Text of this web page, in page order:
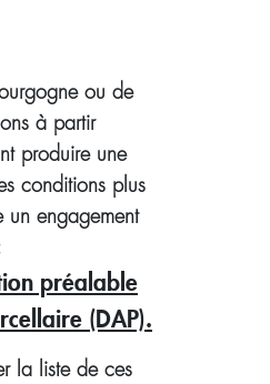
ou de
à partir
produire une
conditions plus
un engagement
préalable
(DAP).
la liste de ces